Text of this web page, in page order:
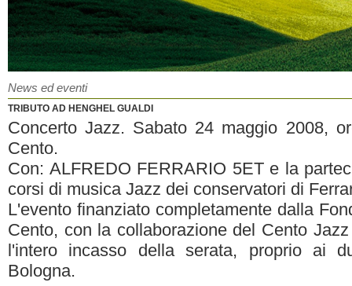
News ed eventi
TRIBUTO AD HENGHEL GUALDI
Concerto Jazz. Sabato 24 maggio 2008,
Cento.
Con: ALFREDO FERRARIO 5ET e la
corsi di musica Jazz dei conservatori di
L'evento finanziato completamente dalla
Cento, con la collaborazione del Cento
l'intero incasso della serata, proprio ai
Bologna.